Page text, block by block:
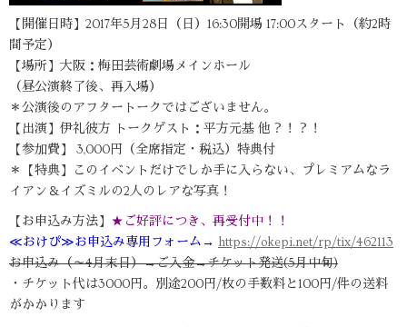
【開催日時】2017年5月28日（日）16:30開場 17:00スタート（約2時
間予定）
【場所】大阪：梅田芸術劇場メインホール
（昼公演終了後、再入場）
＊公演後のアフタートークではございません。
【出演】伊礼彼方 トークゲスト：平方元基 他？！？！
【参加費】 3,000円（全席指定・税込）特典付
＊【特典】このイベントだけでしか手に入らない、プレミアムなラ
イアン＆イズミルの2人のレアな写真！
【お申込み方法】 ★ご好評につき、再受付中！！
≪おけぴ≫お申込み専用フォーム→ https://okepi.net/rp/tix/462113
お申込み（～4月末日）→ご入金→チケット発送(5月中旬)
・チケット代は3000円。別途200円/枚の手数料と100円/件の送料
がかかります